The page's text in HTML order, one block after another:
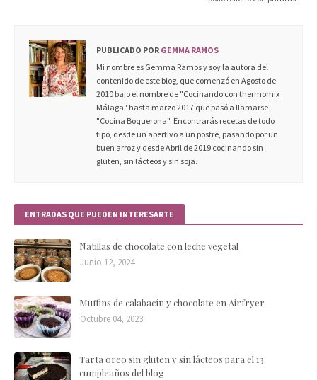
PUBLICADO POR GEMMA RAMOS
Mi nombre es Gemma Ramos y soy la autora del
contenido de este blog, que comenzó en Agosto de
2010 bajo el nombre de "Cocinando con thermomix
Málaga" hasta marzo 2017 que pasó a llamarse
"Cocina Boquerona". Encontrarás recetas de todo
tipo, desde un apertivo a un postre, pasando por un
buen arroz y desde Abril de 2019 cocinando sin
gluten, sin lácteos y sin soja.
ENTRADAS QUE PUEDEN INTERESARTE
Natillas de chocolate con leche vegetal
Junio 12, 2024
Muffins de calabacín y chocolate en Airfryer
Octubre 04, 2023
Tarta oreo sin gluten y sin lácteos para el 13
cumpleaños del blog